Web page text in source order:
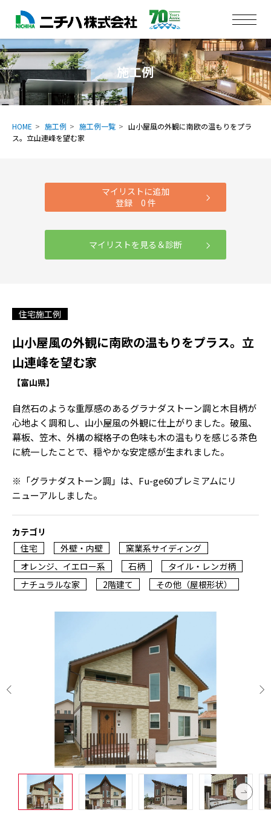
施工例
HOME 施工例 施工例一覧
山小屋風の外観に南欧の温もりをプラ
ス。立山連峰を望む家
マイリストに追加
登録 0 件
マイリストを見る＆診断
住宅施工例
山小屋風の外観に南欧の温もりをプラス。立
山連峰を望む家
【富山県】
自然石のような重厚感のあるグラナダストーン調と木目柄が
心地よく調和し、山小屋風の外観に仕上がりました。破風、
幕板、笠木、外構の縦格子の色味も木の温もりを感じる茶色
に統一したことで、穏やかな安定感が生まれました。
※「グラナダストーン調」は、Fu-ge60プレミアムにリ
ニューアルしました。
カテゴリ
住宅
外壁・内壁
窯業系サイディング
オレンジ、イエロー系
石柄
タイル・レンガ柄
ナチュラルな家
2階建て その他（屋根形状）